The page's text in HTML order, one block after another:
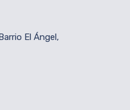
El Ángel,